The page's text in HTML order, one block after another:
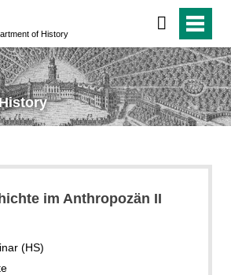
of History
im Anthropozän II
(HS)